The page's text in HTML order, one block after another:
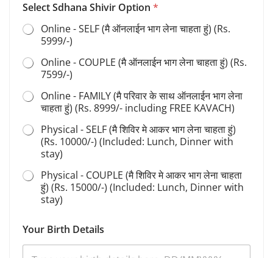
a
d
h
n
a
u
l
*
Select Sdhana Shivir Option *
Online - SELF (मै ऑनलाईन भाग लेना चाहता हुं) (Rs.
5999/-)
Online - COUPLE (मै ऑनलाईन भाग लेना चाहता हुं) (Rs.
7599/-)
Online - FAMILY (मै परिवार के साथ ऑनलाईन भाग लेना
चाहता हुं) (Rs. 8999/- including FREE KAVACH)
Physical - SELF (मै शिविर मे आकर भाग लेना चाहता हुं)
(Rs. 10000/-) (Included: Lunch, Dinner with
stay)
Physical - COUPLE (मै शिविर मे आकर भाग लेना चाहता
हुं) (Rs. 15000/-) (Included: Lunch, Dinner with
stay)
Your Birth Details